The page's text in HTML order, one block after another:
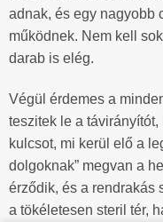
adnak, és egy nagyobb
működnek. Nem kell
darab is elég.
Végül érdemes a
teszitek le a
kulcsot, mi kerül elő a
dolgoknak” megvan a
érződik, és a rendrakás
a tökéletesen steril tér,